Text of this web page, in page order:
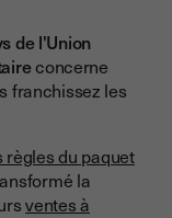
de l'Union
concerne
franchissez les
règles du paquet
la
ventes à